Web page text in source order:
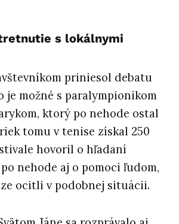
s lokálnymi
priniesol debatu
je možné s paralympionikom
ktorý po nehode ostal
tomu v tenise získal 250
hovoril o hľadaní
nehode aj o pomoci ľudom,
ocitli v podobnej situácii.